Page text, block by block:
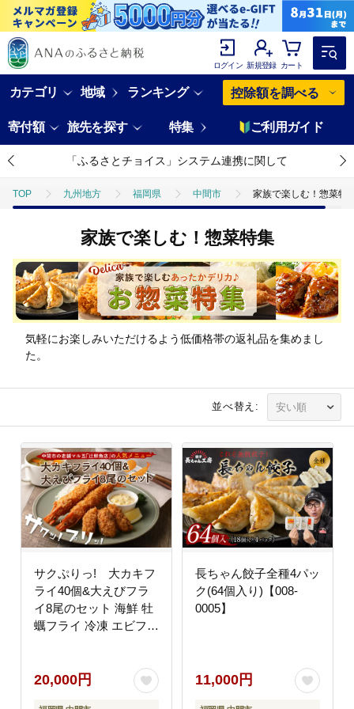
ログイン 新規登録 カート
カテゴリ 地域 ランキング 控除額を調べる
寄付額 旅先を探す 特集 ご利用ガイド
「ふるさとチョイス」システム連携に関して
TOP 九州地方 福岡県 中間市 家族で楽しむ！惣菜特
家族で楽しむ！惣菜特集
気軽にお楽しみいただけるよう低価格帯の返礼品を集めまし
た。
並べ替え:
サクぷりっ! 大カキフ
ライ40個&大えびフラ
イ8尾のセット 海鮮 牡
蠣フライ 冷凍 エビフラ
20,000円
長ちゃん餃子全種4パッ
ク(64個入り)【008-
0005】
11,000円